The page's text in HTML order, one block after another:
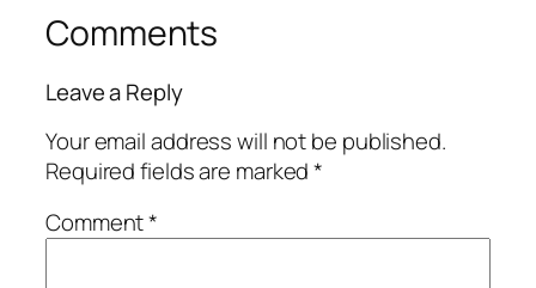
Comments
Leave a Reply
Your email address will not be published.
Required fields are marked*
Comment*